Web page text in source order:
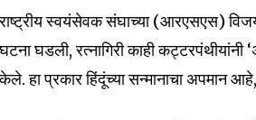
राष्ट्रीय स्वयंसेवक संघाच्या (आरएसएस)
घटना घडली, रत्नागिरी काही
केले. हा प्रकार हिंदूंच्या सन्मानाचा अपमान